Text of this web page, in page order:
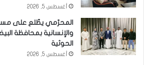
أغسطس 5, 2026
المحرّمي يطّلع على
والإنسانية بمحافظة
الحوثية
أغسطس 5, 2026